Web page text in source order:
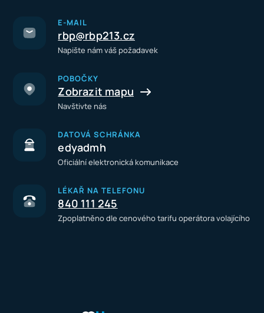
E-MAIL
rbp@rbp213.cz
Napište nám váš požadavek
POBOČKY
Zobrazit mapu
Navštivte nás
DATOVÁ SCHRÁNKA
edyadmh
Oficiální elektronická komunikace
LÉKAŘ NA TELEFONU
840 111 245
Zpoplatněno dle cenového tarifu operátora volajícího